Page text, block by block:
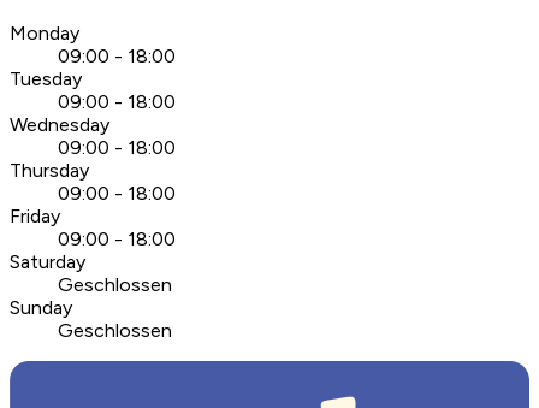
Monday
09:00 - 18:00
Tuesday
09:00 - 18:00
Wednesday
09:00 - 18:00
Thursday
09:00 - 18:00
Friday
09:00 - 18:00
Saturday
Geschlossen
Sunday
Geschlossen